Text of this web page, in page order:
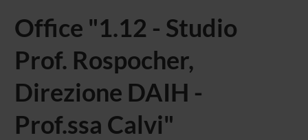
Office "1.12 - Studio
Prof. Rospocher,
Direzione DAIH -
Prof.ssa Calvi"